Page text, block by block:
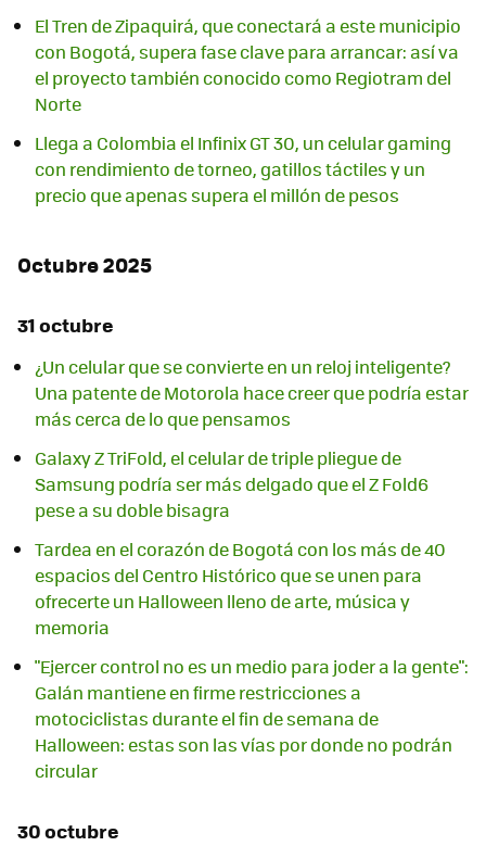
El Tren de Zipaquirá, que conectará a este municipio
con Bogotá, supera fase clave para arrancar: así va
el proyecto también conocido como Regiotram del
Norte
Llega a Colombia el Infinix GT 30, un celular gaming
con rendimiento de torneo, gatillos táctiles y un
precio que apenas supera el millón de pesos
Octubre 2025
31 octubre
¿Un celular que se convierte en un reloj inteligente?
Una patente de Motorola hace creer que podría estar
más cerca de lo que pensamos
Galaxy Z TriFold, el celular de triple pliegue de
Samsung podría ser más delgado que el Z Fold6
pese a su doble bisagra
Tardea en el corazón de Bogotá con los más de 40
espacios del Centro Histórico que se unen para
ofrecerte un Halloween lleno de arte, música y
memoria
"Ejercer control no es un medio para joder a la gente":
Galán mantiene en firme restricciones a
motociclistas durante el fin de semana de
Halloween: estas son las vías por donde no podrán
circular
30 octubre